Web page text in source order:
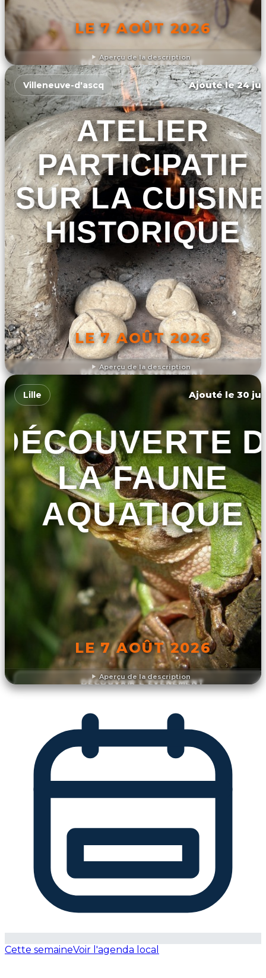
Aperçu de la description
LE 7 AOÛT 2026
DÉCOUVRIR L'ÉVÉNEMENT
Aperçu de la description
Villeneuve-d'ascq Ajouté le 24
ATELIER
PARTICIPATIF
SUR LA
HISTORIQUE
LE 7 AOÛT 2026
DÉCOUVRIR L'ÉVÉNEMENT
Aperçu de la description
Lille Ajouté le 30
LA FAUNE
AQUATIQUE
LE 7 AOÛT 2026
DÉCOUVRIR L'ÉVÉNEMENT
Cette semaineVoir l'agenda local